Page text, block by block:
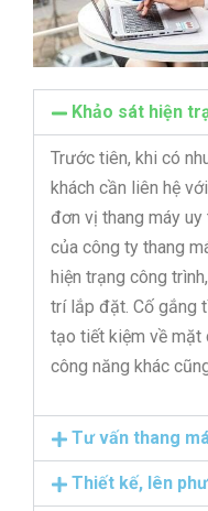
Khảo sát hiện
Trước tiên, khi có
khách cần liên hệ
đơn vị thang máy uy
của công ty thang
hiện trạng công
trí lắp đặt. Cố gắng
tạo tiết kiệm về mặt
công năng khác
Tư vấn thang
Thiết kế, lên